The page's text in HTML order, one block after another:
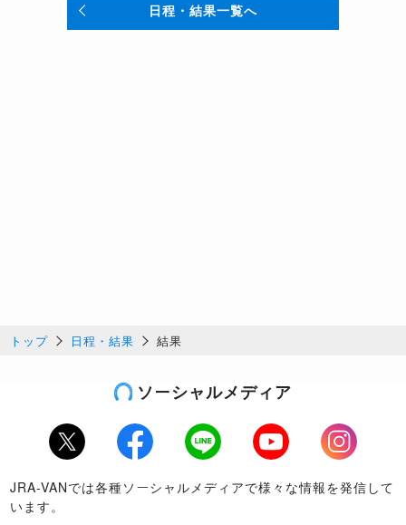
日程・結果一覧へ
トップ 日程・結果 結果
ソーシャルメディア
Twitter Facebook LINE Youtube
Instagram
JRA-VANでは各種ソーシャルメディアで様々な情報を発信して
います。